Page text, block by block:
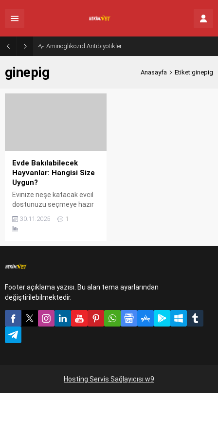
Aminoglikozid Antibiyotikler
ginepig Anasayfa Etiket:ginepig
Evde Bakılabilecek
Hayvanlar: Hangisi Size
Uygun?
Evinize neşe katacak evcil
dostunuzu seçmeye hazır
kaplumbağa ve daha fazlası
için bakım zorlukları,
Bakılabilecek Hayvanlar
30.11.2025 1
Footer açıklama yazısı. Bu alan tema ayarlarından
değiştirilebilmektedir.
Hosting Servis Sağlayıcısı w9